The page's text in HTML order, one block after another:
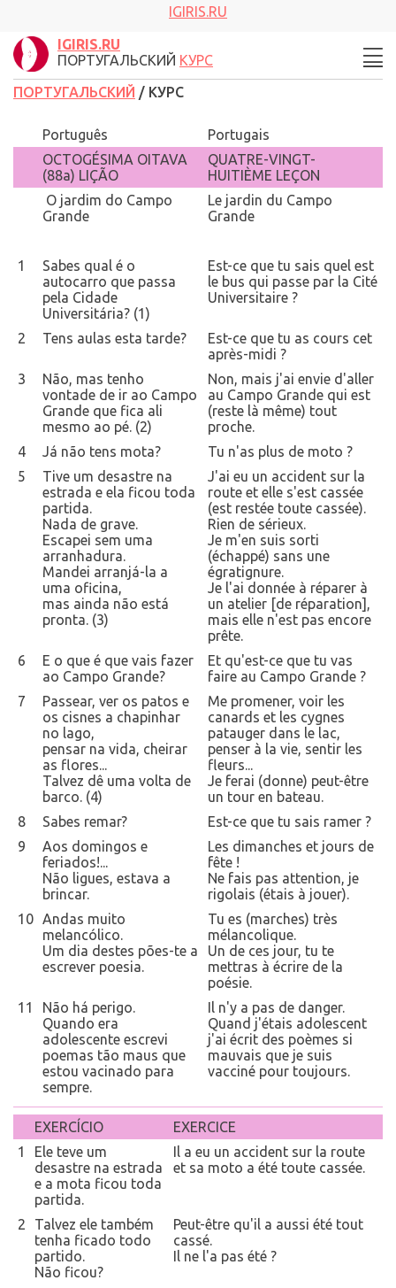
IGIRIS.RU
IGIRIS.RU
ПОРТУГАЛЬСКИЙ КУРС
ПОРТУГАЛЬСКИЙ / КУРС
Português
Portugais
OCTOGÉSIMA OITAVA
(88a) LIÇÃO
QUATRE-VINGT-
HUITIÈME LEÇON
O jardim do Campo
Grande
Le jardin du Campo
Grande
1
Sabes qual é o
autocarro que passa
pela Cidade
Universitária? (1)
Est-ce que tu sais quel est
le bus qui passe par la Cité
Universitaire ?
2 Tens aulas esta tarde?
Est-ce que tu as cours cet
après-midi ?
3
Não, mas tenho
vontade de ir ao Campo
Grande que fica ali
mesmo ao pé. (2)
Non, mais j'ai envie d'aller
au Campo Grande qui est
(reste là même) tout
proche.
4
Já não tens mota?
Tu n'as plus de moto ?
5
Tive um desastre na
estrada e ela ficou toda
partida.
Nada de grave.
Escapei sem uma
arranhadura.
Mandei arranjá-la a
uma oficina,
mas ainda não está
pronta. (3)
J'ai eu un accident sur la
route et elle s'est cassée
(est restée toute cassée).
Rien de sérieux.
Je m'en suis sorti
(échappé) sans une
égratignure.
Je l'ai donnée à réparer à
un atelier [de réparation],
mais elle n'est pas encore
prête.
6
E o que é que vais fazer
ao Campo Grande?
Et qu'est-ce que tu vas
faire au Campo Grande ?
7
Passear, ver os patos e
os cisnes a chapinhar
no lago,
pensar na vida, cheirar
as flores...
Talvez dê uma volta de
barco. (4)
Me promener, voir les
canards et les cygnes
patauger dans le lac,
penser à la vie, sentir les
fleurs...
Je ferai (donne) peut-être
un tour en bateau.
8
Sabes remar?
Est-ce que tu sais ramer ?
9
Aos domingos e
feriados!...
Não ligues, estava a
brincar.
Les dimanches et jours de
fête !
Ne fais pas attention, je
rigolais (étais à jouer).
10 Andas muito
melancólico.
Um dia destes pões-te a
escrever poesia.
Tu es (marches) très
mélancolique.
Un de ces jour, tu te
mettras à écrire de la
poésie.
11
Não há perigo.
Quando era
adolescente escrevi
poemas tão maus que
estou vacinado para
sempre.
Il n'y a pas de danger.
Quand j'étais adolescent
j'ai écrit des poèmes si
mauvais que je suis
vacciné pour toujours.
EXERCÍCIO
EXERCICE
1
Ele teve um
desastre na estrada
e a mota ficou toda
partida.
Il a eu un accident sur la route
et sa moto a été toute cassée.
2
Talvez ele também
tenha ficado todo
partido.
Não ficou?
Peut-être qu'il a aussi été tout
cassé.
Il ne l'a pas été ?